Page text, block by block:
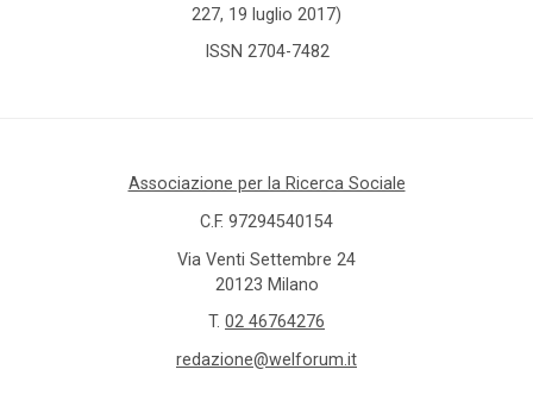
227, 19 luglio 2017)
ISSN 2704-7482
Associazione per la Ricerca Sociale
C.F. 97294540154
Via Venti Settembre 24
20123 Milano
T. 02 46764276
redazione@welforum.it